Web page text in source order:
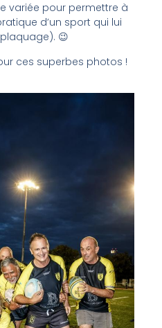
variée pour permettre à
d’un sport qui lui
😉
ces superbes photos !